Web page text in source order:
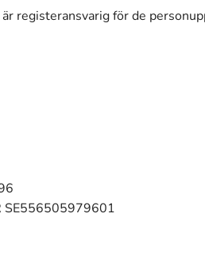
registeransvarig för de
SE556505979601